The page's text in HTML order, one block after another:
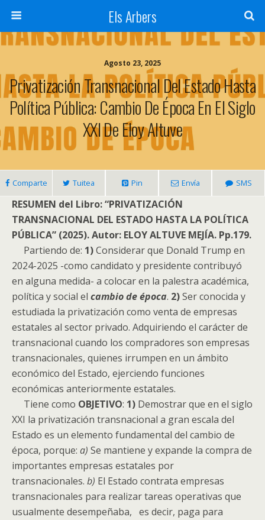
Els Arbers
Agosto 23, 2025
Privatización Transnacional Del Estado Hasta
Política Pública: Cambio De Época En El Siglo
XXI De Eloy Altuve
Comparte Tuitea Pin Envía SMS
RESUMEN del Libro: “PRIVATIZACIÓN
TRANSNACIONAL DEL ESTADO HASTA LA POLÍTICA
PÚBLICA” (2025). Autor: ELOY ALTUVE MEJÍA. Pp.179.
Partiendo de: 1)Considerar que Donald Trump en
2024-2025 -como candidato y presidente contribuyó
en alguna medida- a colocar en la palestra académica,
política y social el cambio de época. 2)Ser conocida y
estudiada la privatización como venta de empresas
estatales al sector privado. Adquiriendo el carácter de
transnacional cuando los compradores son empresas
transnacionales, quienes irrumpen en un ámbito
económico del Estado, ejerciendo funciones
económicas anteriormente estatales.
Tiene como OBJETIVO: 1) Demostrar que en el siglo
XXI la privatización transnacional a gran escala del
Estado es un elemento fundamental del cambio de
época, porque: a) Se mantiene y expande la compra de
importantes empresas estatales por
transnacionales. b) El Estado contrata empresas
transnacionales para realizar tareas operativas que
usualmente desempeñaba, es decir, paga para